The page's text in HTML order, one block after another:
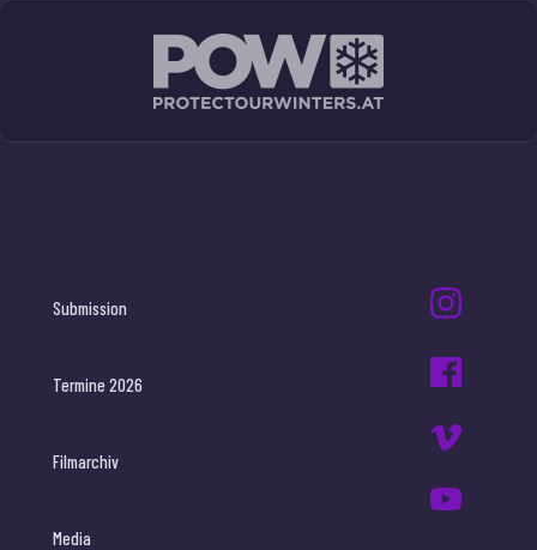
Submission
Termine 2026
Filmarchiv
Media